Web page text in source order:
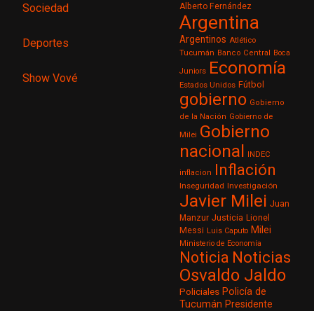
Sociedad
Deportes
Show Vové
Alberto Fernández
Argentina
Argentinos Atlético
Tucumán Banco Central Boca
Juniors Economía
Estados Unidos Fútbol
gobierno Gobierno
de la Nación Gobierno de
Milei Gobierno
nacional INDEC
inflacion Inflación
Inseguridad Investigación
Javier Milei Juan
Manzur Justicia Lionel
Messi Luis Caputo Milei
Ministerio de Economía
Noticia Noticias
Osvaldo Jaldo
Policiales Policía de
Tucumán Presidente